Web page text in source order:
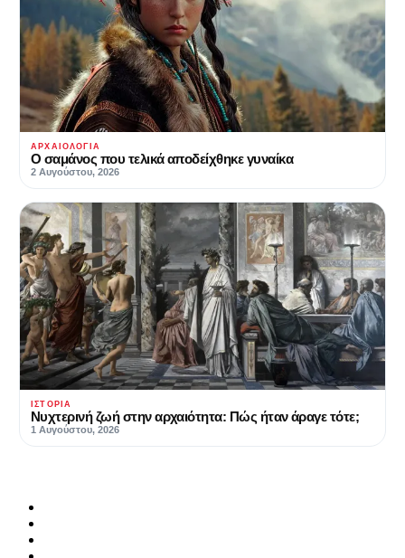
ΑΡΧΑΙΟΛΟΓΊΑ
Ο σαμάνος που τελικά αποδείχθηκε γυναίκα
2 Αυγούστου, 2026
ΙΣΤΟΡΊΑ
Νυχτερινή ζωή στην αρχαιότητα: Πώς ήταν άραγε τότε;
1 Αυγούστου, 2026